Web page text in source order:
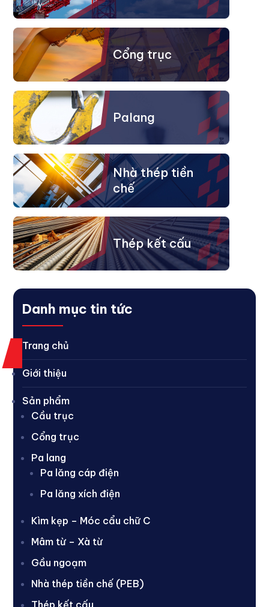
Cổng trục
Palang
Nhà thép tiền
chế
Thép kết cấu
Danh mục tin tức
Trang chủ
Giới thiệu
Sản phẩm
Cầu trục
Cổng trục
Pa lang
Pa lăng cáp điện
Pa lăng xích điện
Kìm kẹp – Móc cẩu chữ C
Mâm từ – Xà từ
Gầu ngoạm
Nhà thép tiền chế (PEB)